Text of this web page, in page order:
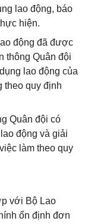
lao động, báo
hiện.
động đã được
thông Quân đội
lao động của
theo quy định
Quân đội có
động và giải
làm theo quy
với Bộ Lao
ổn định đơn